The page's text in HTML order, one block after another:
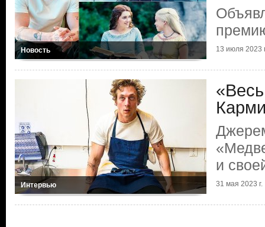
Новость 13 июля 2023
Интервью
и
31 мая 2023 г.